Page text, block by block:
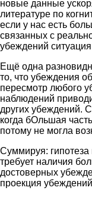
новые данные
литературе по
если у нас есть
связанных с
убеждений
Ещё одна
то, что убеждения
пересмотр любого
наблюдений
других убеждений.
когда бОльшая
потому не могла
Суммируя: гипотеза
требует наличия
достоверных
проекция